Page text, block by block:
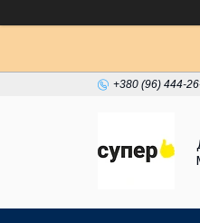
+380 (96) 444-